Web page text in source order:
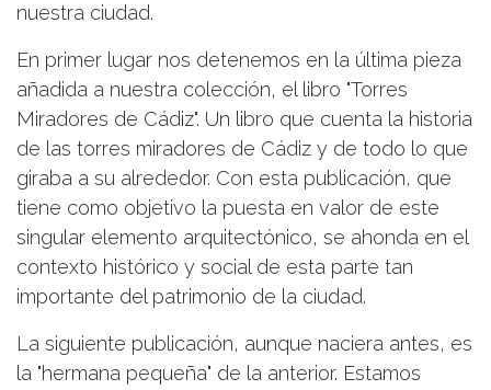
nuestra ciudad.
En primer lugar nos detenemos en la última pieza
añadida a nuestra colección, el libro "Torres
Miradores de Cádiz". Un libro que cuenta la historia
de las torres miradores de Cádiz y de todo lo que
giraba a su alrededor. Con esta publicación, que
tiene como objetivo la puesta en valor de este
singular elemento arquitectónico, se ahonda en el
contexto histórico y social de esta parte tan
importante del patrimonio de la ciudad.
La siguiente publicación, aunque naciera antes, es
la "hermana pequeña" de la anterior. Estamos